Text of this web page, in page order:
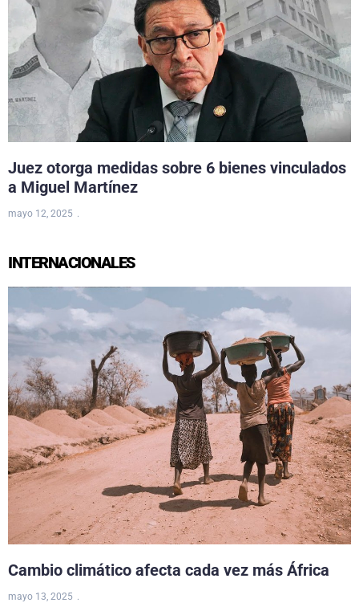
Juez otorga medidas sobre 6 bienes vinculados
a Miguel Martínez
mayo 12, 2025
INTERNACIONALES
Cambio climático afecta cada vez más África
mayo 13, 2025